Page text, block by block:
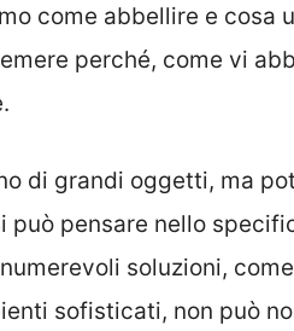
come abbellire e cosa
perché, come vi
di grandi oggetti, ma
può pensare nello
soluzioni,
sofisticati, non può